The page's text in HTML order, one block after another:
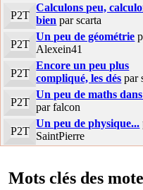
P2T
Calculons peu,
bien par scarta
P2T
Un peu de géométrie
Alexein41
P2T
Encore un peu plus
compliqué, les dés par
P2T
Un peu de maths
par falcon
P2T
Un peu de physique...
SaintPierre
Mots clés des